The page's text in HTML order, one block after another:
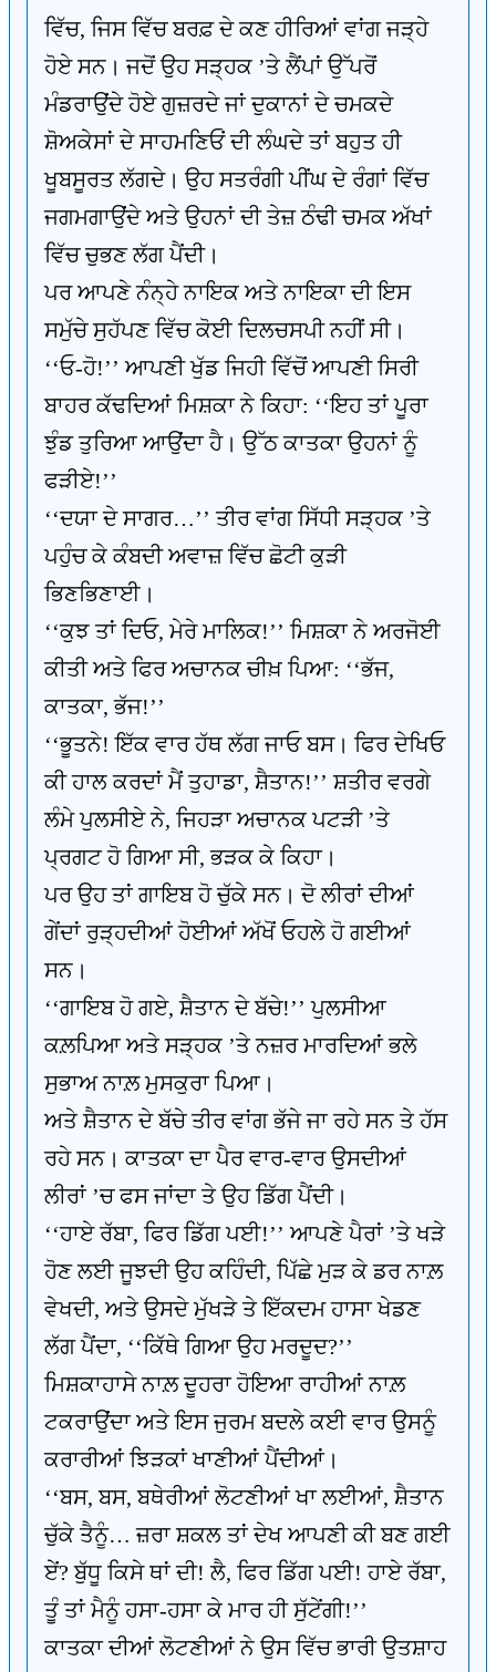
ਵਿੱਚ, ਜਿਸ ਵਿੱਚ ਬਰਫ਼ ਦੇ ਕਣ ਹੀਰਿਆਂ ਵਾਂਗ ਜੜ੍ਹੇ
ਹੋਏ ਸਨ। ਜਦੋਂ ਉਹ ਸੜ੍ਹਕ ’ਤੇ ਲੈਂਪਾਂ ਉੱਪਰੋਂ
ਮੰਡਰਾਉਂਦੇ ਹੋਏ ਗੁਜ਼ਰਦੇ ਜਾਂ ਦੁਕਾਨਾਂ ਦੇ ਚਮਕਦੇ
ਸ਼ੋਅਕੇਸਾਂ ਦੇ ਸਾਹਮਣਿਓਂ ਦੀ ਲੰਘਦੇ ਤਾਂ ਬਹੁਤ ਹੀ
ਖੂਬਸੂਰਤ ਲੱਗਦੇ। ਉਹ ਸਤਰੰਗੀ ਪੀਂਘ ਦੇ ਰੰਗਾਂ ਵਿੱਚ
ਜਗਮਗਾਉਂਦੇ ਅਤੇ ਉਹਨਾਂ ਦੀ ਤੇਜ਼ ਠੰਢੀ ਚਮਕ ਅੱਖਾਂ
ਵਿੱਚ ਚੁਭਣ ਲੱਗ ਪੈਂਦੀ।
ਪਰ ਆਪਣੇ ਨੰਨ੍ਹੇ ਨਾਇਕ ਅਤੇ ਨਾਇਕਾ ਦੀ ਇਸ
ਸਮੁੱਚੇ ਸੁਹੱਪਣ ਵਿੱਚ ਕੋਈ ਦਿਲਚਸਪੀ ਨਹੀਂ ਸੀ।
‘‘ਓ-ਹੋ!’’ ਆਪਣੀ ਖੁੱਡ ਜਿਹੀ ਵਿੱਚੋਂ ਆਪਣੀ ਸਿਰੀ
ਬਾਹਰ ਕੱਢਦਿਆਂ ਮਿਸ਼ਕਾ ਨੇ ਕਿਹਾ: ‘‘ਇਹ ਤਾਂ ਪੂਰਾ
ਝੁੰਡ ਤੁਰਿਆ ਆਉਂਦਾ ਹੈ। ਉੱਠ ਕਾਤਕਾ ਉਹਨਾਂ ਨੂੰ
ਫੜੀਏ!’’
‘‘ਦਯਾ ਦੇ ਸਾਗਰ…’’ ਤੀਰ ਵਾਂਗ ਸਿੱਧੀ ਸੜ੍ਹਕ ’ਤੇ
ਪਹੁੰਚ ਕੇ ਕੰਬਦੀ ਅਵਾਜ਼ ਵਿੱਚ ਛੋਟੀ ਕੁੜੀ
ਭਿਣਭਿਣਾਈ।
‘‘ਕੁਝ ਤਾਂ ਦਿਓ, ਮੇਰੇ ਮਾਲਿਕ!’’ ਮਿਸ਼ਕਾ ਨੇ ਅਰਜੋਈ
ਕੀਤੀ ਅਤੇ ਫਿਰ ਅਚਾਨਕ ਚੀਖ਼ ਪਿਆ: ‘‘ਭੱਜ,
ਕਾਤਕਾ, ਭੱਜ!’’
‘‘ਭੂਤਨੇ! ਇੱਕ ਵਾਰ ਹੱਥ ਲੱਗ ਜਾਓ ਬਸ। ਫਿਰ ਦੇਖਿਓ
ਕੀ ਹਾਲ ਕਰਦਾਂ ਮੈਂ ਤੁਹਾਡਾ, ਸ਼ੈਤਾਨ!’’ ਸ਼ਤੀਰ ਵਰਗੇ
ਲੰਮੇ ਪੁਲਸੀਏ ਨੇ, ਜਿਹੜਾ ਅਚਾਨਕ ਪਟੜੀ ’ਤੇ
ਪ੍ਰਗਟ ਹੋ ਗਿਆ ਸੀ, ਭੜਕ ਕੇ ਕਿਹਾ।
ਪਰ ਉਹ ਤਾਂ ਗਾਇਬ ਹੋ ਚੁੱਕੇ ਸਨ। ਦੋ ਲੀਰਾਂ ਦੀਆਂ
ਗੇਂਦਾਂ ਰੁੜ੍ਹਦੀਆਂ ਹੋਈਆਂ ਅੱਖੋਂ ਓਹਲੇ ਹੋ ਗਈਆਂ
ਸਨ।
‘‘ਗਾਇਬ ਹੋ ਗਏ, ਸ਼ੈਤਾਨ ਦੇ ਬੱਚੇ!’’ ਪੁਲਸੀਆ
ਕਲ਼ਪਿਆ ਅਤੇ ਸੜ੍ਹਕ ’ਤੇ ਨਜ਼ਰ ਮਾਰਦਿਆਂ ਭਲੇ
ਸੁਭਾਅ ਨਾਲ਼ ਮੁਸਕੁਰਾ ਪਿਆ।
ਅਤੇ ਸ਼ੈਤਾਨ ਦੇ ਬੱਚੇ ਤੀਰ ਵਾਂਗ ਭੱਜੇ ਜਾ ਰਹੇ ਸਨ ਤੇ ਹੱਸ
ਰਹੇ ਸਨ। ਕਾਤਕਾ ਦਾ ਪੈਰ ਵਾਰ-ਵਾਰ ਉਸਦੀਆਂ
ਲੀਰਾਂ ’ਚ ਫਸ ਜਾਂਦਾ ਤੇ ਉਹ ਡਿੱਗ ਪੈਂਦੀ।
‘‘ਹਾਏ ਰੱਬਾ, ਫਿਰ ਡਿੱਗ ਪਈ!’’ ਆਪਣੇ ਪੈਰਾਂ ’ਤੇ ਖੜੇ
ਹੋਣ ਲਈ ਜੂਝਦੀ ਉਹ ਕਹਿੰਦੀ, ਪਿੱਛੇ ਮੁੜ ਕੇ ਡਰ ਨਾਲ਼
ਵੇਖਦੀ, ਅਤੇ ਉਸਦੇ ਮੁੱਖੜੇ ਤੇ ਇੱਕਦਮ ਹਾਸਾ ਖੇਡਣ
ਲੱਗ ਪੈਂਦਾ, ‘‘ਕਿੱਥੇ ਗਿਆ ਉਹ ਮਰਦੂਦ?’’
ਮਿਸ਼ਕਾਹਾਸੇ ਨਾਲ਼ ਦੂਹਰਾ ਹੋਇਆ ਰਾਹੀਆਂ ਨਾਲ਼
ਟਕਰਾਉਂਦਾ ਅਤੇ ਇਸ ਜੁਰਮ ਬਦਲੇ ਕਈ ਵਾਰ ਉਸਨੂੰ
ਕਰਾਰੀਆਂ ਝਿੜਕਾਂ ਖਾਣੀਆਂ ਪੈਂਦੀਆਂ।
‘‘ਬਸ, ਬਸ, ਬਥੇਰੀਆਂ ਲੋਟਣੀਆਂ ਖਾ ਲਈਆਂ, ਸ਼ੈਤਾਨ
ਚੁੱਕੇ ਤੈਨੂੰ… ਜ਼ਰਾ ਸ਼ਕਲ ਤਾਂ ਦੇਖ ਆਪਣੀ ਕੀ ਬਣ ਗਈ
ਏਂ? ਬੁੱਧੂ ਕਿਸੇ ਥਾਂ ਦੀ! ਲੈ, ਫਿਰ ਡਿੱਗ ਪਈ! ਹਾਏ ਰੱਬਾ,
ਤੂੰ ਤਾਂ ਮੈਨੂੰ ਹਸਾ-ਹਸਾ ਕੇ ਮਾਰ ਹੀ ਸੁੱਟੇਂਗੀ!’’
ਕਾਤਕਾ ਦੀਆਂ ਲੋਟਣੀਆਂ ਨੇ ਉਸ ਵਿੱਚ ਭਾਰੀ ਉਤਸ਼ਾਹ